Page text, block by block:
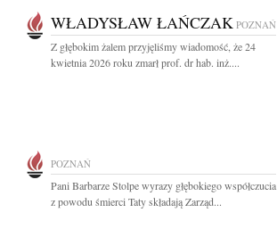
WŁADYSŁAW ŁAŃCZAK POZNAŃ
Z głębokim żalem przyjęliśmy wiadomość, że 24
kwietnia 2026 roku zmarł prof. dr hab. inż....
POZNAŃ
Pani Barbarze Stolpe wyrazy głębokiego współczucia
z powodu śmierci Taty składają Zarząd...